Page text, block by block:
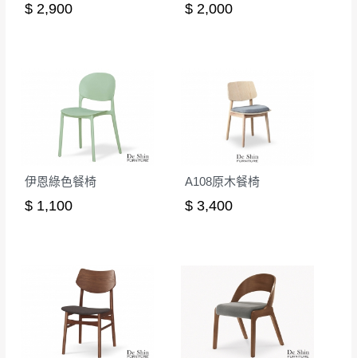
$ 2,900 $ 2,000
伊恩綠色餐椅
$ 1,100
A108原木餐椅
$ 3,400